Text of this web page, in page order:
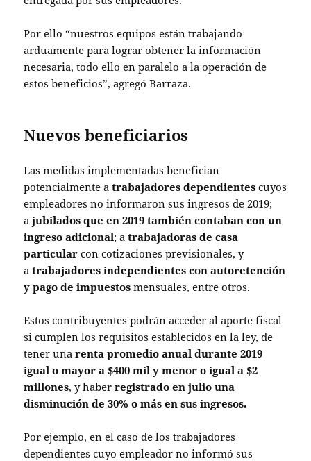
Por ello “nuestros equipos están trabajando
arduamente para lograr obtener la información
necesaria, todo ello en paralelo a la operación de
estos beneficios”, agregó Barraza.
Nuevos beneficiarios
Las medidas implementadas benefician
potencialmente atrabajadores dependientes cuyos
empleadores no informaron sus ingresos de 2019;
ajubilados que en 2019 también contaban con un
ingreso adicional; atrabajadoras de casa
particular con cotizaciones previsionales, y
atrabajadores independientes con autoretención
y pago de impuestos mensuales, entre otros.
Estos contribuyentes podrán acceder al aporte fiscal
si cumplen los requisitos establecidos en la ley, de
tener unarenta promedio anual durante 2019
igual o mayor a $400 mil y menor o igual a $2
millones, y haberregistrado en julio una
disminución de 30% o más en sus ingresos.
Por ejemplo, en el caso de los trabajadores
dependientes cuyo empleador no informó sus